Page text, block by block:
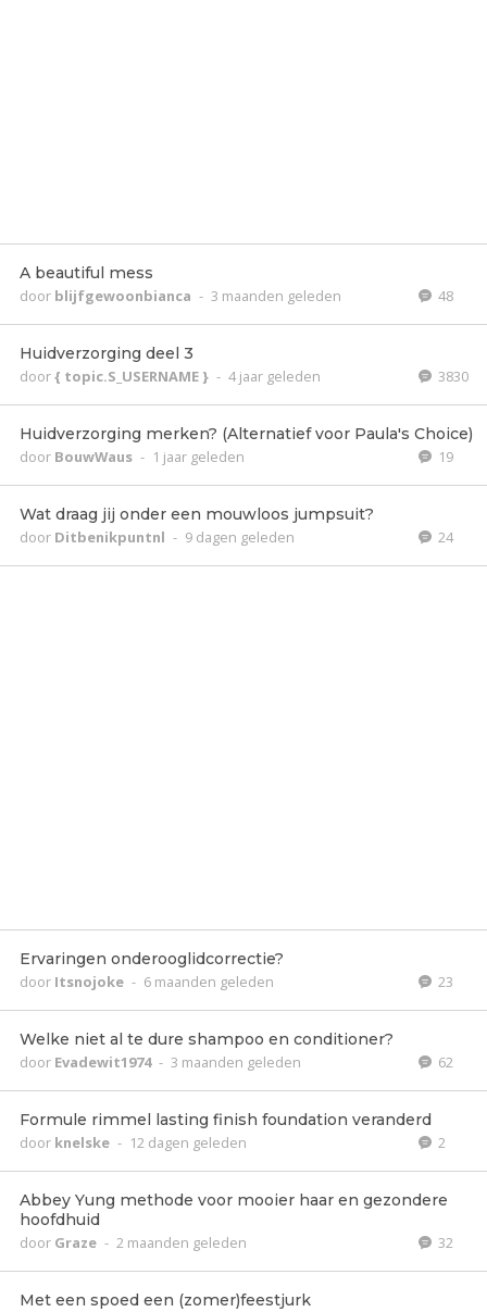
A beautiful mess
door blijfgewoonbianca - 3 maanden geleden 48
Huidverzorging deel 3
door{ topic.S_USERNAME } - 4 jaar geleden 3830
Huidverzorging merken? (Alternatief voor Paula's Choice)
door BouwWaus - 1 jaar geleden 19
Wat draag jij onder een mouwloos jumpsuit?
door Ditbenikpuntnl - 9 dagen geleden 24
Ervaringen onderooglidcorrectie?
door Itsnojoke - 6 maanden geleden 23
Welke niet al te dure shampoo en conditioner?
door Evadewit1974 - 3 maanden geleden 62
Formule rimmel lasting finish foundation veranderd
door knelske - 12 dagen geleden 2
Abbey Yung methode voor mooier haar en gezondere
hoofdhuid
door Graze - 2 maanden geleden 32
Met een spoed een (zomer)feestjurk